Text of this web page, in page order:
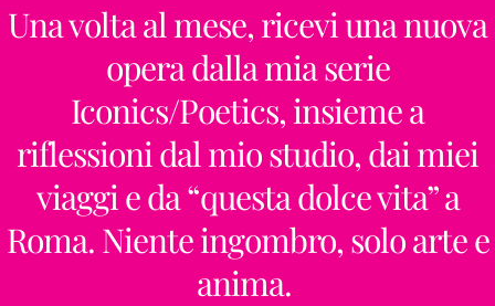
Una volta al mese, ricevi una nuova
opera dalla mia serie
Iconics/Poetics, insieme a
riflessioni dal mio studio, dai miei
viaggi e da “questa dolce vita” a
Roma. Niente ingombro, solo arte e
anima.